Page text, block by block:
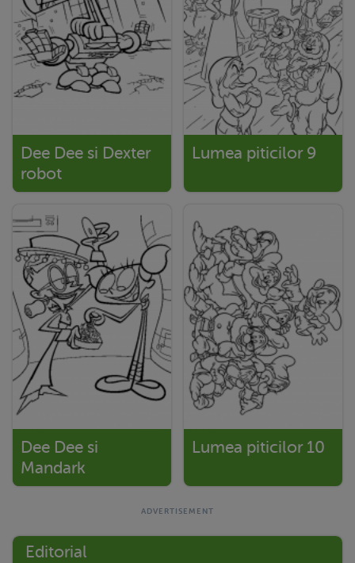
Dee Dee si Dexter
robot
Lumea piticilor 9
Dee Dee si
Mandark
Lumea piticilor 10
Editorial